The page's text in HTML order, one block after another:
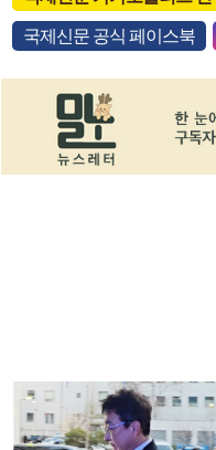
국제신문 공식 페이스북